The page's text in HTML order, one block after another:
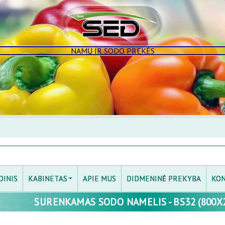
NAMŲ IR SODO PREKĖS
SURENKAMAS SODO NAMELIS - BS32
KABINETAS
PRISIJUNGTI
APIE MUS DIDMENINĖ PREKYBA